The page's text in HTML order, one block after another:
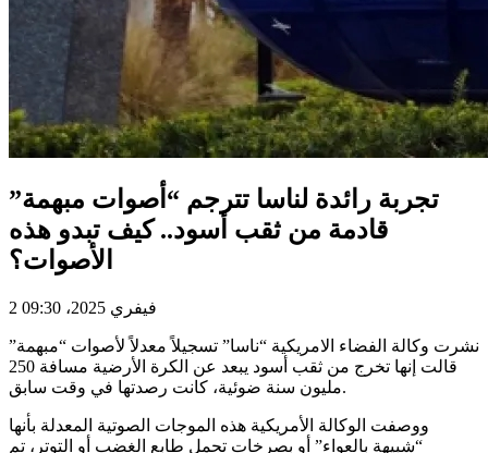
تجربة رائدة لناسا تترجم “أصوات مبهمة”
قادمة من ثقب أسود.. كيف تبدو هذه
الأصوات؟
2 فيفري 2025، 09:30
نشرت وكالة الفضاء الامريكية “ناسا” تسجيلاً معدلاً لأصوات “مبهمة”
قالت إنها تخرج من ثقب أسود يبعد عن الكرة الأرضية مسافة 250
مليون سنة ضوئية، كانت رصدتها في وقت سابق.
ووصفت الوكالة الأمريكية هذه الموجات الصوتية المعدلة بأنها
“شبيهة بالعواء” أو بصرخات تحمل طابع الغضب أو التوتر، تم